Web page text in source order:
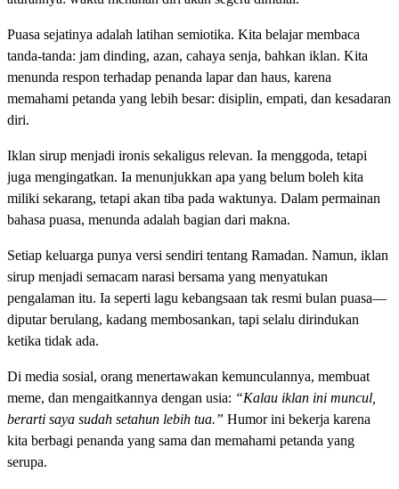
Puasa sejatinya adalah latihan semiotika. Kita belajar membaca
tanda-tanda: jam dinding, azan, cahaya senja, bahkan iklan. Kita
menunda respon terhadap penanda lapar dan haus, karena
memahami petanda yang lebih besar: disiplin, empati, dan kesadaran
diri.
Iklan sirup menjadi ironis sekaligus relevan. Ia menggoda, tetapi
juga mengingatkan. Ia menunjukkan apa yang belum boleh kita
miliki sekarang, tetapi akan tiba pada waktunya. Dalam permainan
bahasa puasa, menunda adalah bagian dari makna.
Setiap keluarga punya versi sendiri tentang Ramadan. Namun, iklan
sirup menjadi semacam narasi bersama yang menyatukan
pengalaman itu. Ia seperti lagu kebangsaan tak resmi bulan puasa—
diputar berulang, kadang membosankan, tapi selalu dirindukan
ketika tidak ada.
Di media sosial, orang menertawakan kemunculannya, membuat
meme, dan mengaitkannya dengan usia: “Kalau iklan ini muncul,
berarti saya sudah setahun lebih tua.” Humor ini bekerja karena
kita berbagi penanda yang sama dan memahami petanda yang
serupa.